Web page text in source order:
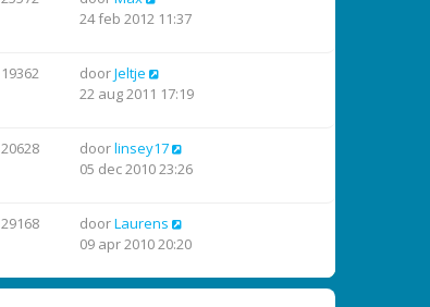
24 feb 2012 11:37
19362 doorJeltje
22 aug 2011 17:19
20628 doorlinsey17
05 dec 2010 23:26
29168 doorLaurens
09 apr 2010 20:20